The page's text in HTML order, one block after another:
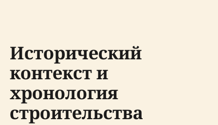
Исторический
контекст и
хронология
строительства